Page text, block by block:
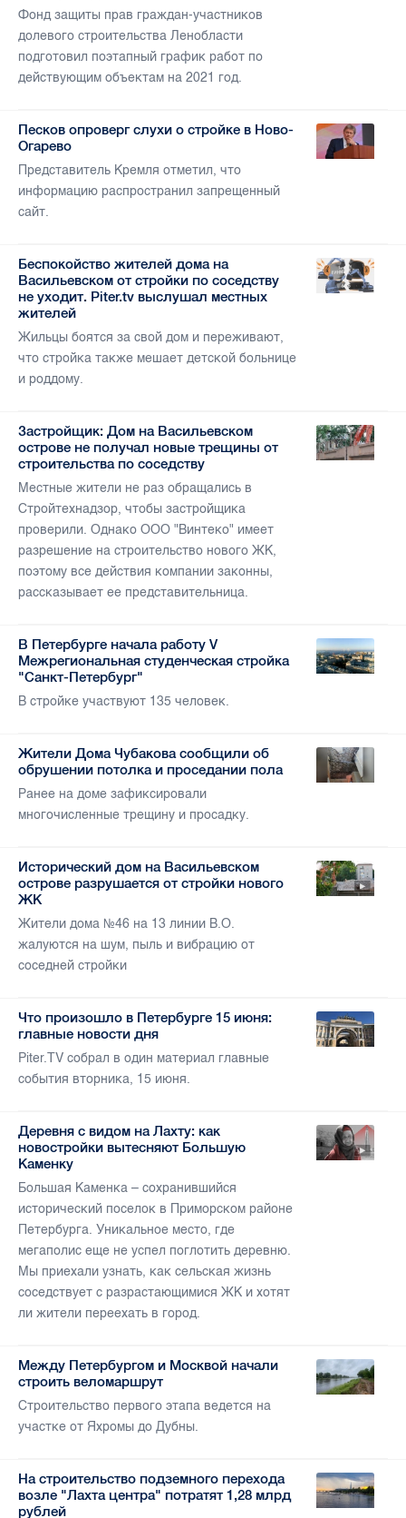
Фонд защиты прав граждан-участников
долевого строительства Ленобласти
подготовил поэтапный график работ по
действующим объектам на 2021 год.
Песков опроверг слухи о стройке в Ново-
Огарево
Представитель Кремля отметил, что
информацию распространил запрещенный
сайт.
Беспокойство жителей дома на
Васильевском от стройки по соседству
не уходит. Piter.tv выслушал местных
жителей
Жильцы боятся за свой дом и переживают,
что стройка также мешает детской больнице
и роддому.
Застройщик: Дом на Васильевском
острове не получал новые трещины от
строительства по соседству
Местные жители не раз обращались в
Стройтехнадзор, чтобы застройщика
проверили. Однако ООО "Винтеко" имеет
разрешение на строительство нового ЖК,
поэтому все действия компании законны,
рассказывает ее представительница.
В Петербурге начала работу V
Межрегиональная студенческая стройка
"Санкт-Петербург"
В стройке участвуют 135 человек.
Жители Дома Чубакова сообщили об
обрушении потолка и проседании пола
Ранее на доме зафиксировали
многочисленные трещину и просадку.
Исторический дом на Васильевском
острове разрушается от стройки нового
ЖК
Жители дома №46 на 13 линии В.О.
жалуются на шум, пыль и вибрацию от
соседней стройки
Что произошло в Петербурге 15 июня:
главные новости дня
Piter.TV собрал в один материал главные
события вторника, 15 июня.
Деревня с видом на Лахту: как
новостройки вытесняют Большую
Каменку
Большая Каменка – сохранившийся
исторический поселок в Приморском районе
Петербурга. Уникальное место, где
мегаполис еще не успел поглотить деревню.
Мы приехали узнать, как сельская жизнь
соседствует с разрастающимися ЖК и хотят
ли жители переехать в город.
Между Петербургом и Москвой начали
строить веломаршрут
Строительство первого этапа ведется на
участке от Яхромы до Дубны.
На строительство подземного перехода
возле "Лахта центра" потратят 1,28 млрд
рублей